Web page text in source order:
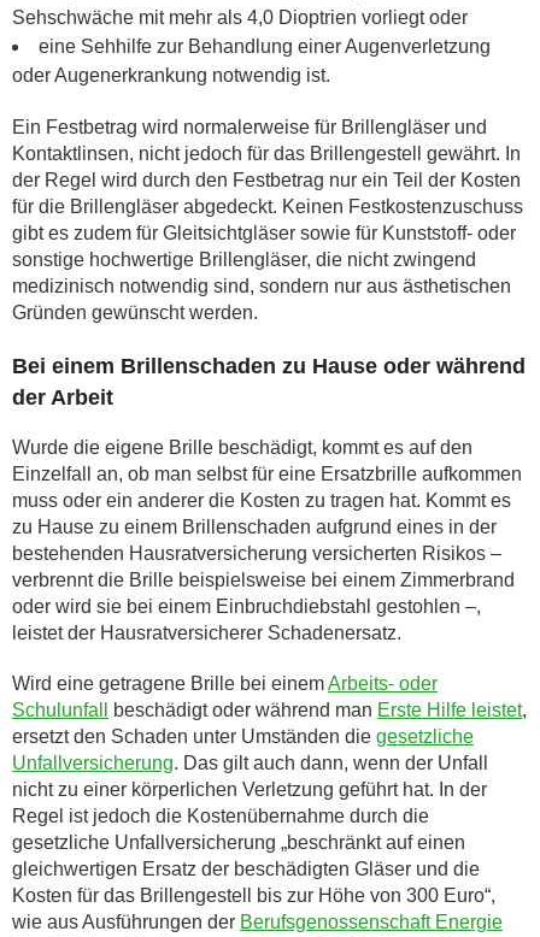
Sehschwäche mit mehr als 4,0 Dioptrien vorliegt oder
eine Sehhilfe zur Behandlung einer Augenverletzung
oder Augenerkrankung notwendig ist.
Ein Festbetrag wird normalerweise für Brillengläser und
Kontaktlinsen, nicht jedoch für das Brillengestell gewährt. In
der Regel wird durch den Festbetrag nur ein Teil der Kosten
für die Brillengläser abgedeckt. Keinen Festkostenzuschuss
gibt es zudem für Gleitsichtgläser sowie für Kunststoff- oder
sonstige hochwertige Brillengläser, die nicht zwingend
medizinisch notwendig sind, sondern nur aus ästhetischen
Gründen gewünscht werden.
Bei einem Brillenschaden zu Hause oder während
der Arbeit
Wurde die eigene Brille beschädigt, kommt es auf den
Einzelfall an, ob man selbst für eine Ersatzbrille aufkommen
muss oder ein anderer die Kosten zu tragen hat. Kommt es
zu Hause zu einem Brillenschaden aufgrund eines in der
bestehenden Hausratversicherung versicherten Risikos –
verbrennt die Brille beispielsweise bei einem Zimmerbrand
oder wird sie bei einem Einbruchdiebstahl gestohlen –,
leistet der Hausratversicherer Schadenersatz.
Wird eine getragene Brille bei einemArbeits- oder
Schulunfall
beschädigt oder während man Erste Hilfe leistet,
ersetzt den Schaden unter Umständen die gesetzliche
Unfallversicherung. Das gilt auch dann, wenn der Unfall
nicht zu einer körperlichen Verletzung geführt hat. In der
Regel ist jedoch die Kostenübernahme durch die
gesetzliche Unfallversicherung „beschränkt auf einen
gleichwertigen Ersatz der beschädigten Gläser und die
Kosten für das Brillengestell bis zur Höhe von 300 Euro“,
wie aus Ausführungen der Berufsgenossenschaft Energie